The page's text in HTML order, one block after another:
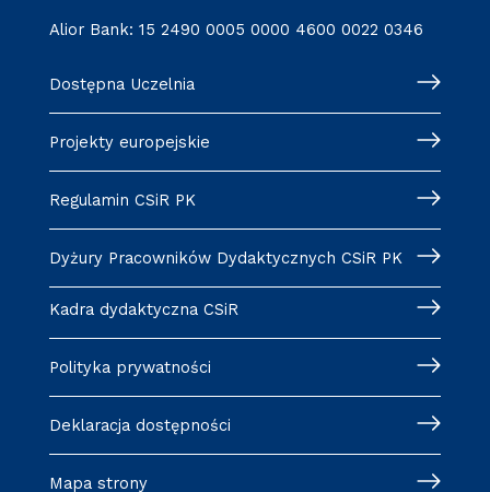
Alior Bank: 15 2490 0005 0000 4600 0022 0346
Dostępna Uczelnia
Projekty europejskie
Regulamin CSiR PK
Dyżury Pracowników Dydaktycznych CSiR PK
Kadra dydaktyczna CSiR
Polityka prywatności
Deklaracja dostępności
Mapa strony